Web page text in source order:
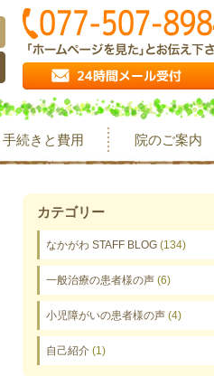
手続きと費用 院のご案内
カテゴリー
なかがわ STAFF BLOG (134)
一般治療の患者様の声 (6)
小児障がいの患者様の声 (4)
自己紹介 (1)